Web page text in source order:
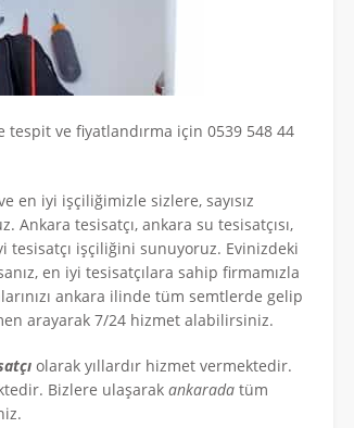
ve fiyatlandırma için 0539 548 44
en iyi işçiliğimizle sizlere, sayısız
Ankara tesisatçı, ankara su tesisatçısı,
tesisatçı işçiliğini sunuyoruz. Evinizdeki
en iyi tesisatçılara sahip firmamızla
ankara ilinde tüm semtlerde gelip
arayarak 7/24 hizmet alabilirsiniz.
olarak yıllardır hizmet vermektedir.
Bizlere ulaşarak ankaradatüm